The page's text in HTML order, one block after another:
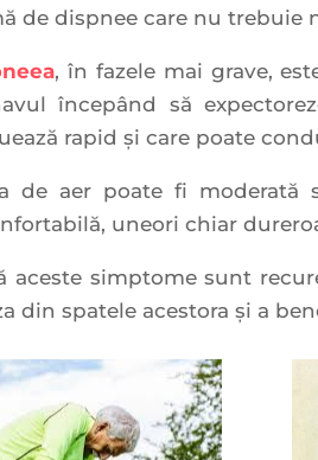
de dispnee care nu trebuie
, în fazele mai grave,
începând să
rapid şi care poate
de aer poate fi moderată
uneori chiar
aceste simptome sunt
din spatele acestora şi a